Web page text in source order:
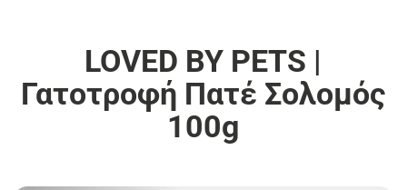
LOVED BY PETS |
Γατοτροφή Πατέ Σολομός
100g